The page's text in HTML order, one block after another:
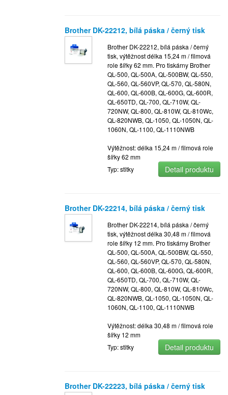
Brother DK-22212, bílá páska / černý tisk
Brother DK-22212, bílá páska / černý
tisk, výtěžnost délka 15,24 m / filmová
role šířky 62 mm. Pro tiskárny Brother
QL-500, QL-500A, QL-500BW, QL-550,
QL-560, QL-560VP, QL-570, QL-580N,
QL-600, QL-600B, QL-600G, QL-600R,
QL-650TD, QL-700, QL-710W, QL-
720NW, QL-800, QL-810W, QL-810Wc,
QL-820NWB, QL-1050, QL-1050N, QL-
1060N, QL-1100, QL-1110NWB
Výtěžnost: délka 15,24 m / filmová role
šířky 62 mm
Typ: stitky
Detail produktu
Brother DK-22214, bílá páska / černý tisk
Brother DK-22214, bílá páska / černý
tisk, výtěžnost délka 30,48 m / filmová
role šířky 12 mm. Pro tiskárny Brother
QL-500, QL-500A, QL-500BW, QL-550,
QL-560, QL-560VP, QL-570, QL-580N,
QL-600, QL-600B, QL-600G, QL-600R,
QL-650TD, QL-700, QL-710W, QL-
720NW, QL-800, QL-810W, QL-810Wc,
QL-820NWB, QL-1050, QL-1050N, QL-
1060N, QL-1100, QL-1110NWB
Výtěžnost: délka 30,48 m / filmová role
šířky 12 mm
Typ: stitky
Detail produktu
Brother DK-22223, bílá páska / černý tisk